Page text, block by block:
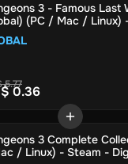
3 - Famous Last
(PC / Mac / Linux)
5.770.36
3 Complete
/ Linux) - Steam -